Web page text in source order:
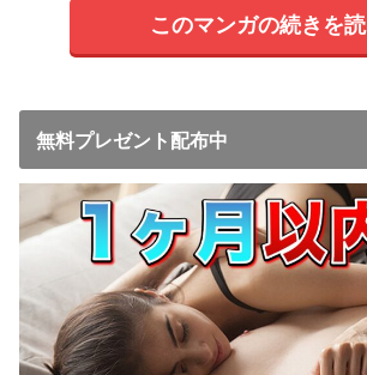
このマンガの続きを
無料プレゼント配布中